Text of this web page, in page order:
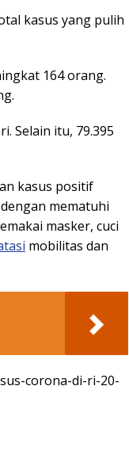
kasus yang pulih
164 orang.
Selain itu, 79.395
kasus positif
mematuhi
masker, cuci
mobilitas dan
corona-di-ri-20-